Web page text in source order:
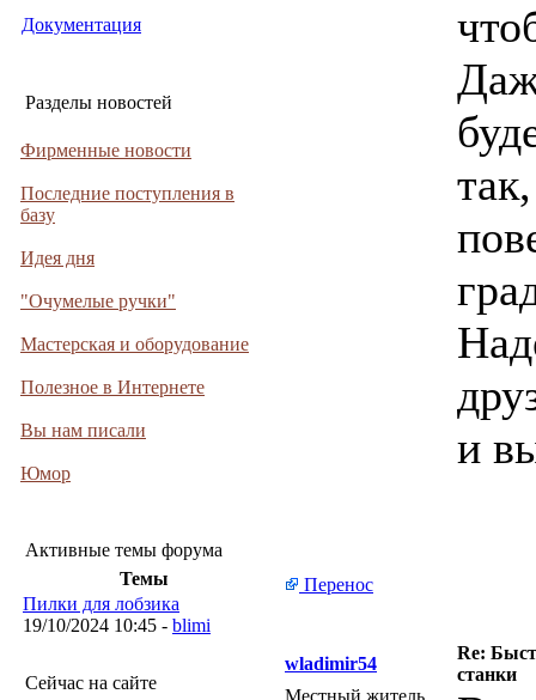
Документация
Разделы новостей
Фирменные новости
Последние поступления в
базу
Идея дня
"Очумелые ручки"
Мастерская и оборудование
Полезное в Интернете
Вы нам писали
Юмор
Активные темы форума
Темы
Пилки для лобзика
19/10/2024 10:45 - blimi
Сейчас на сайте
и
Перенос
wladimir54
Re:
станки
Местный житель